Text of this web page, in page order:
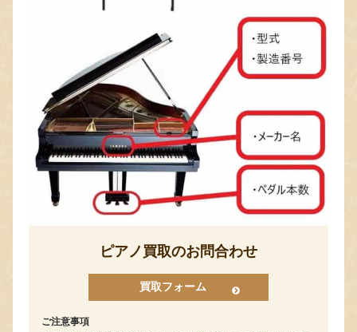
ピアノ買取のお問合わせ
買取フォーム
ご注意事項